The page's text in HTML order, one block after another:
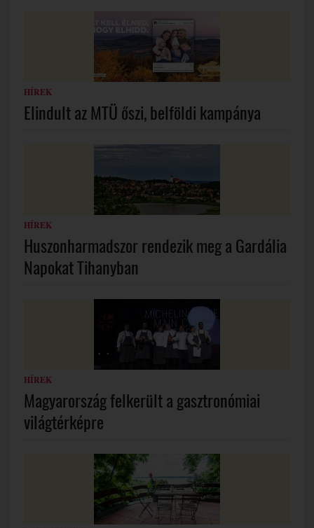
HÍREK
Elindult az MTÜ őszi, belföldi kampánya
HÍREK
Huszonharmadszor rendezik meg a Gardália
Napokat Tihanyban
HÍREK
Magyarország felkerült a gasztronómiai
világtérképre